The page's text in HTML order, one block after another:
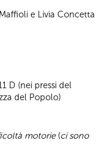
e Livia Concetta
D (nei pressi del
del Popolo)
motorie(ci sono